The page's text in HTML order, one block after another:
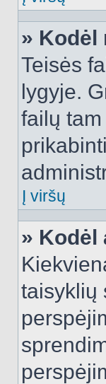
» Kodėl
Teisės
lygyje.
failų
Į viršų
» Kodėl
taisyklių